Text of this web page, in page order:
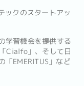
ックのスタートアッ
学習機会を提供する
Cialfo」、そして日
「EMERITUS」など